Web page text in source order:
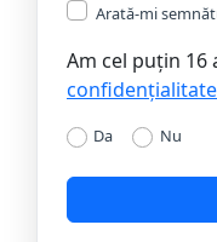
Arată-mi
Am cel puțin 16
Da Nu